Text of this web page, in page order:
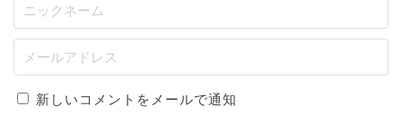
新しいコメントをメールで通知